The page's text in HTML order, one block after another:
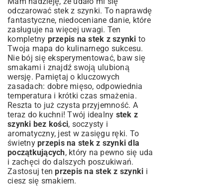
odczarować stek z szynki. To naprawdę
fantastyczne, niedoceniane danie, które
zasługuje na więcej uwagi. Ten
kompletny przepis na stek z szynki to
Twoja mapa do kulinarnego sukcesu.
Nie bój się eksperymentować, baw się
smakami i znajdź swoją ulubioną
wersję. Pamiętaj o kluczowych
zasadach: dobre mięso, odpowiednia
temperatura i krótki czas smażenia.
Reszta to już czysta przyjemność. A
teraz do kuchni! Twój idealny stek z
szynki bez kości, soczysty i
aromatyczny, jest w zasięgu ręki. To
świetny przepis na stek z szynki dla
początkujących, który na pewno się uda
i zachęci do dalszych poszukiwań.
Zastosuj tenprzepis na stek z szynki i
ciesz się smakiem.